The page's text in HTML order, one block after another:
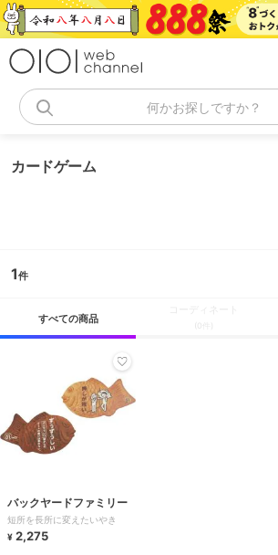
コ
ン
何かお探しですか？
カードゲーム
1
すべての商品
(0件)
バックヤードファミリー
短所を長所に変えたいやき
¥ 2,275